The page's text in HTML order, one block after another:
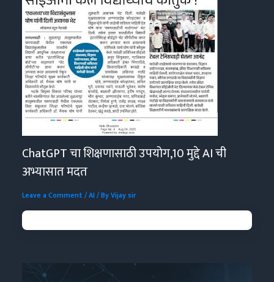
ChatGPT चा शिक्षणासाठी उपयोग,10 मुद्दे AI ची
अभ्यासात मदत
Leave a Comment/AI/ ByVijay sir